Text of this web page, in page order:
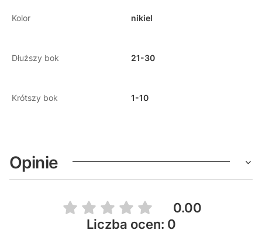
Kolor nikiel
Dłuższy bok 21-30
Krótszy bok 1-10
Opinie
0.00
Liczba ocen: 0